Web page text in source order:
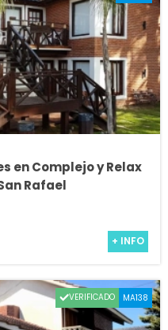
en Complejo y Relax
Rafael
+ INFO
VERIFICADO MA138